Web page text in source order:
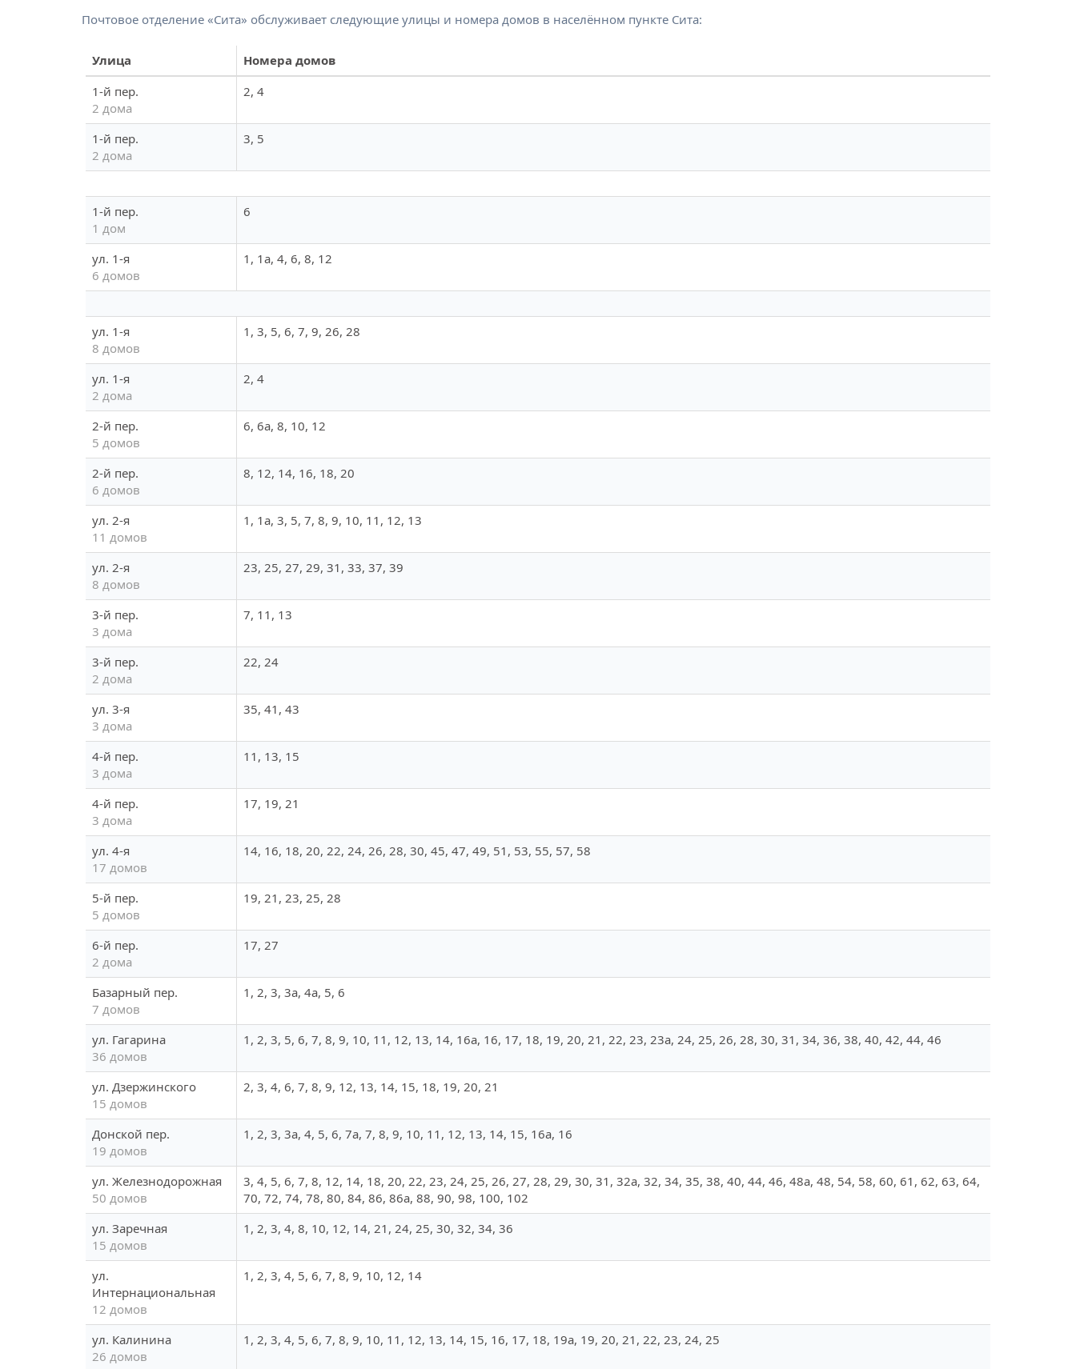
Почтовое отделение «Сита» обслуживает следующие улицы и номера домов в населённом пункте Сита:
Улица
Номера домов
1-й пер.
2 дома
2, 4
1-й пер.
2 дома
3, 5
1-й пер.
1 дом
6
ул. 1-я
6 домов
1, 1а, 4, 6, 8, 12
ул. 1-я
8 домов
1, 3, 5, 6, 7, 9, 26, 28
ул. 1-я
2 дома
2, 4
2-й пер.
5 домов
6, 6а, 8, 10, 12
2-й пер.
6 домов
8, 12, 14, 16, 18, 20
ул. 2-я
11 домов
1, 1а, 3, 5, 7, 8, 9, 10, 11, 12, 13
ул. 2-я
8 домов
23, 25, 27, 29, 31, 33, 37, 39
3-й пер.
3 дома
7, 11, 13
3-й пер.
2 дома
22, 24
ул. 3-я
3 дома
35, 41, 43
4-й пер.
3 дома
11, 13, 15
4-й пер.
3 дома
17, 19, 21
ул. 4-я
17 домов
14, 16, 18, 20, 22, 24, 26, 28, 30, 45, 47, 49, 51, 53, 55, 57, 58
5-й пер.
5 домов
19, 21, 23, 25, 28
6-й пер.
2 дома
17, 27
Базарный пер.
7 домов
1, 2, 3, 3а, 4а, 5, 6
ул. Гагарина
36 домов
1, 2, 3, 5, 6, 7, 8, 9, 10, 11, 12, 13, 14, 16а, 16, 17, 18, 19, 20, 21, 22, 23, 23а, 24, 25, 26, 28, 30, 31, 34, 36, 38, 40, 42, 44, 46
ул. Дзержинского
15 домов
2, 3, 4, 6, 7, 8, 9, 12, 13, 14, 15, 18, 19, 20, 21
Донской пер.
19 домов
1, 2, 3, 3а, 4, 5, 6, 7а, 7, 8, 9, 10, 11, 12, 13, 14, 15, 16а, 16
ул. Железнодорожная
50 домов
3, 4, 5, 6, 7, 8, 12, 14, 18, 20, 22, 23, 24, 25, 26, 27, 28, 29, 30, 31, 32а, 32, 34, 35, 38, 40, 44, 46, 48а, 48, 54, 58, 60, 61, 62, 63, 64,
70, 72, 74, 78, 80, 84, 86, 86а, 88, 90, 98, 100, 102
ул. Заречная
15 домов
1, 2, 3, 4, 8, 10, 12, 14, 21, 24, 25, 30, 32, 34, 36
ул.
Интернациональная
12 домов
1, 2, 3, 4, 5, 6, 7, 8, 9, 10, 12, 14
ул. Калинина
26 домов
1, 2, 3, 4, 5, 6, 7, 8, 9, 10, 11, 12, 13, 14, 15, 16, 17, 18, 19а, 19, 20, 21, 22, 23, 24, 25